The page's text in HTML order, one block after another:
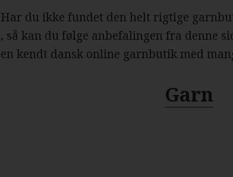
Har du ikke fundet den helt rigtige
, så kan du følge anbefalingen fra denne
en kendt dansk online garnbutik med
Garn